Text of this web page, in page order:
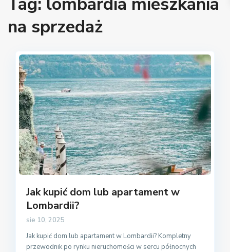
na sprzedaż
Jak kupić dom lub apartament w
Lombardii?
sie 10, 2025
Jak kupić dom lub apartament w Lombardii? Kompletny
przewodnik po rynku nieruchomości w sercu północnych